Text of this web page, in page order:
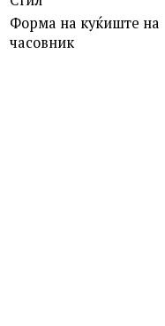
Форма на куќиште на
часовник